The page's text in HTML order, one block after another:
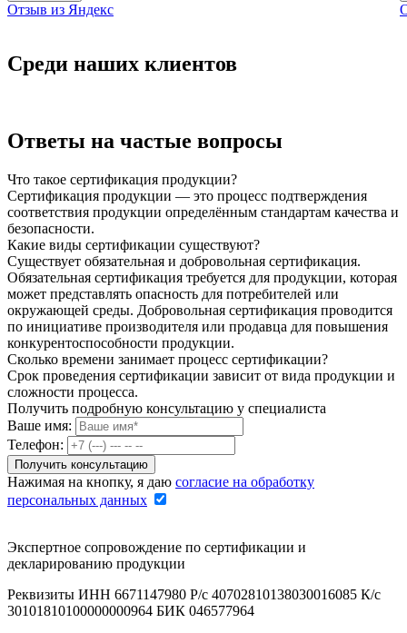
Отзыв из Яндекс
Среди наших клиентов
Ответы на частые вопросы
Что такое сертификация продукции?
Сертификация продукции — это процесс подтверждения
соответствия продукции определённым стандартам качества и
безопасности.
Какие виды сертификации существуют?
Существует обязательная и добровольная сертификация.
Обязательная сертификация требуется для продукции, которая
может представлять опасность для потребителей или
окружающей среды. Добровольная сертификация проводится
по инициативе производителя или продавца для повышения
конкурентоспособности продукции.
Сколько времени занимает процесс сертификации?
Срок проведения сертификации зависит от вида продукции и
сложности процесса.
Получить подробную консультацию у специалиста
Ваше имя:
Телефон:
Нажимая на кнопку, я даю согласие на обработку
персональных данных
Экспертное сопровождение по сертификации и
декларированию продукции
Реквизиты ИНН 6671147980 Р/с 40702810138030016085 К/с
30101810100000000964 БИК 046577964